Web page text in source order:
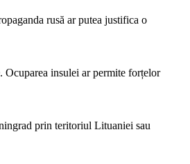
rusă ar putea justifica o
Ocuparea insulei ar permite forțelor
prin teritoriul Lituaniei sau